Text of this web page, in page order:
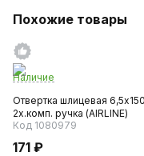
Похожие товары
Наличие
Отвертка шлицевая
2х.комп. ручка (AIRLINE)
Код 1080979
171 ₽